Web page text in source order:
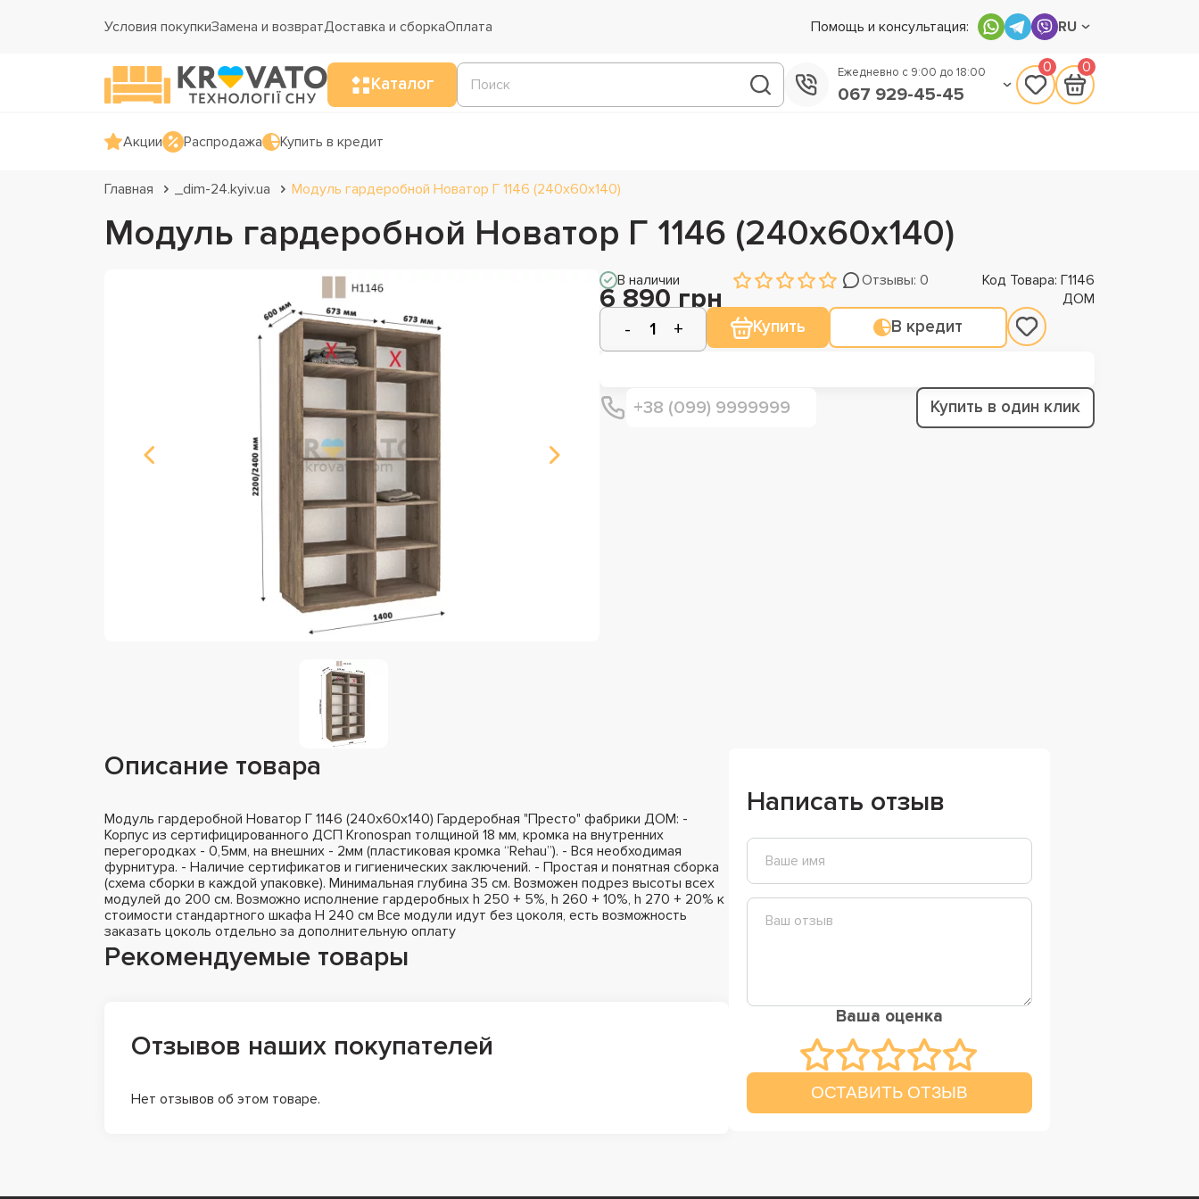
Условия покупкиЗамена и возвратДоставка и сборкаОплата Помощь и консультация: RU
Каталог
Ежедневно с 9:00 до 18:00
067 929-45-45
0 0
Акции Распродажа Купить в кредит
Главная _dim-24.kyiv.ua Модуль гардеробной Новатор Г 1146 (240х60х140)
Модуль гардеробной Новатор Г 1146 (240х60х140)
В наличии Отзывы: 0 Код Товара: Г1146
6 890 грн ДОМ
Купить В кредит
Купить в один клик
Описание товара
Модуль гардеробной Новатор Г 1146 (240х60х140) Гардеробная "Престо" фабрики ДОМ: -
Корпус из сертифицированного ДСП Kronospan толщиной 18 мм, кромка на внутренних
перегородках - 0,5мм, на внешних - 2мм (пластиковая кромка “Rehau”). - Вся необходимая
фурнитура. - Наличие сертификатов и гигиенических заключений. - Простая и понятная сборка
(схема сборки в каждой упаковке). Минимальная глубина 35 см. Возможен подрез высоты всех
модулей до 200 см. Возможно исполнение гардеробных h 250 + 5%, h 260 + 10%, h 270 + 20% к
стоимости стандартного шкафа H 240 см Все модули идут без цоколя, есть возможность
заказать цоколь отдельно за дополнительную оплату
Рекомендуемые товары
Отзывов наших покупателей
Нет отзывов об этом товаре.
Написать отзыв
Ваша оценка
ОСТАВИТЬ ОТЗЫВ